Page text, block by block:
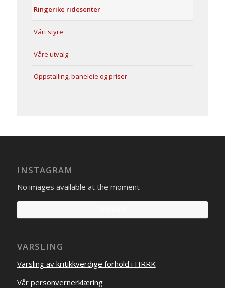
Ringerike ridesenter
Vårt styre
Våre utvalg
Oppstalling, baneleie og priser
INSTAGRAM
No images available at the moment
VARSLING
Varsling av kritikkverdige forhold i HRRK
Vår personvernerklæring